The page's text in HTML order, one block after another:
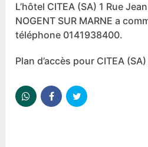
L’hôtel CITEA (SA) 1 Rue
NOGENT SUR MARNE a
téléphone 0141938400.
Plan d’accès pour CITEA